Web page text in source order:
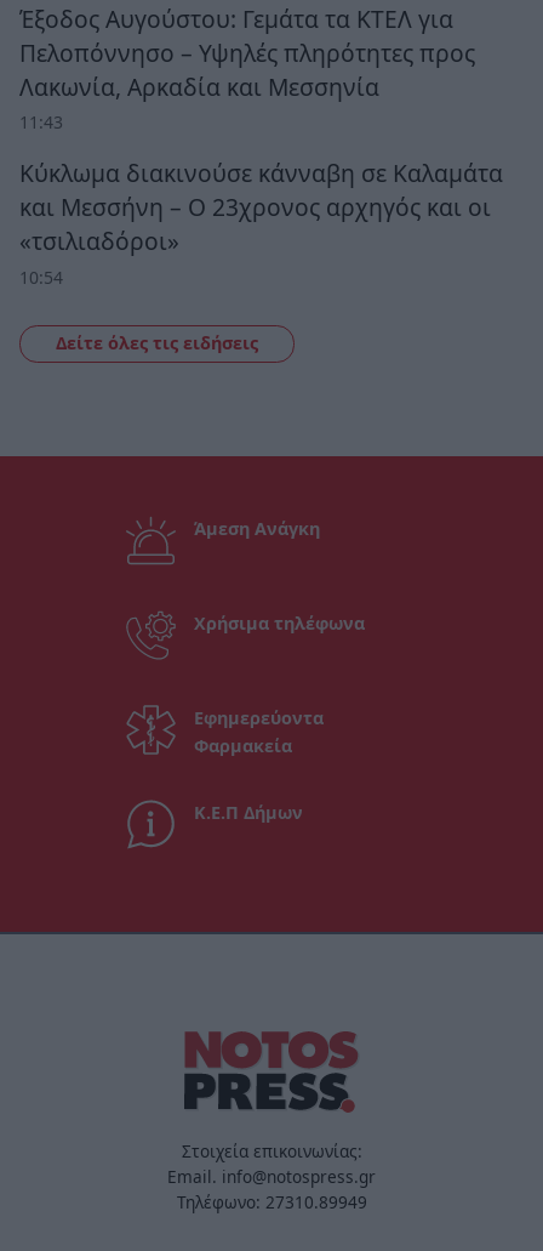
Έξοδος Αυγούστου: Γεμάτα τα ΚΤΕΛ για
Πελοπόννησο – Υψηλές πληρότητες προς
Λακωνία, Αρκαδία και Μεσσηνία
11:43
Κύκλωμα διακινούσε κάνναβη σε Καλαμάτα
και Μεσσήνη – Ο 23χρονος αρχηγός και οι
«τσιλιαδόροι»
10:54
Δείτε όλες τις ειδήσεις
Άμεση Ανάγκη
Χρήσιμα τηλέφωνα
Εφημερεύοντα
Φαρμακεία
Κ.Ε.Π Δήμων
Στοιχεία επικοινωνίας:
Email. info@notospress.gr
Τηλέφωνο: 27310.89949